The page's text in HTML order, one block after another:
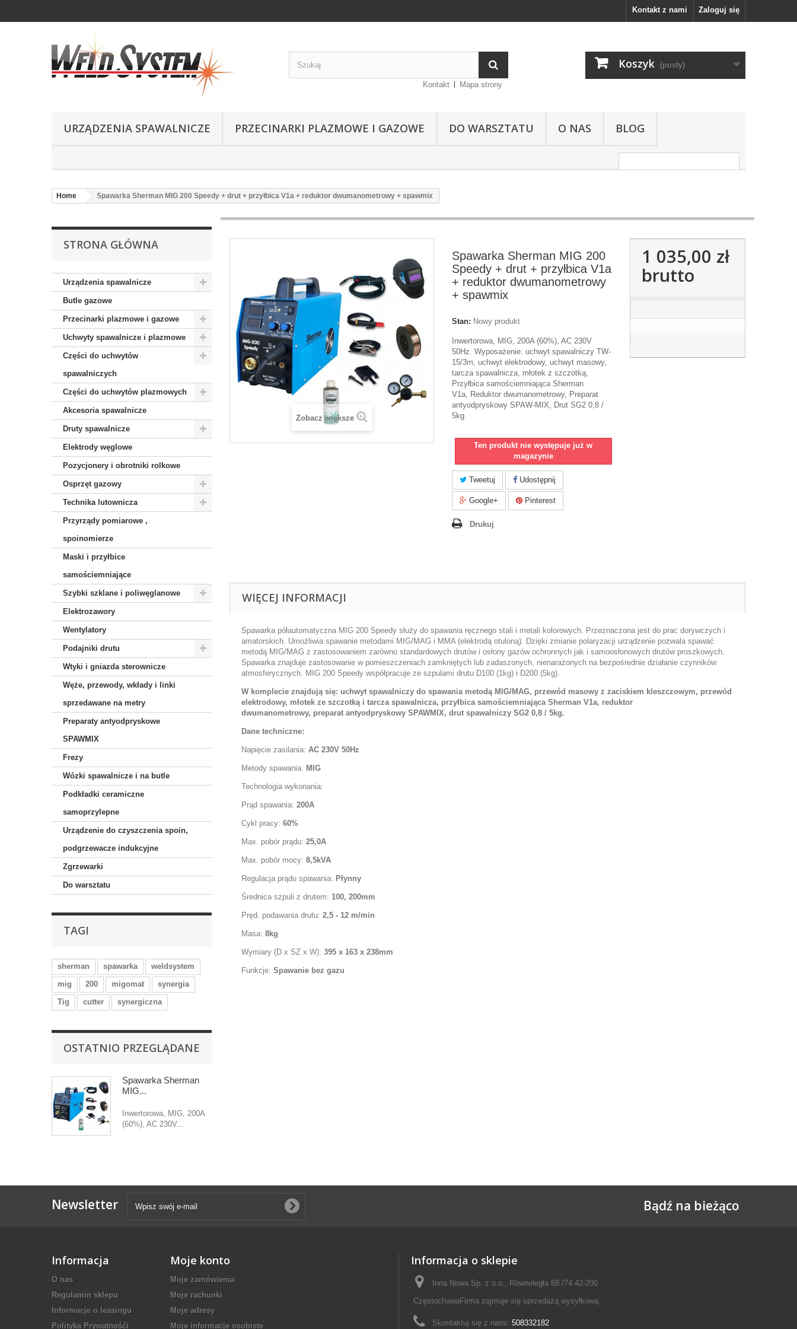
Zaloguj się
Kontakt z nami
Koszyk (pusty)
Kontakt Mapa strony
URZĄDZENIA SPAWALNICZE PRZECINARKI PLAZMOWE I GAZOWE DO WARSZTATU O NAS BLOG
Home Spawarka Sherman MIG 200 Speedy + drut + przyłbica V1a + reduktor dwumanometrowy + spawmix
STRONA GŁÓWNA
Urządzenia spawalnicze
Butle gazowe
Przecinarki plazmowe i gazowe
Uchwyty spawalnicze i plazmowe
Części do uchwytów
spawalniczych
Części do uchwytów plazmowych
Akcesoria spawalnicze
Druty spawalnicze
Elektrody węglowe
Pozycjonery i obrotniki rolkowe
Osprzęt gazowy
Technika lutownicza
Przyrządy pomiarowe ,
spoinomierze
Maski i przyłbice
samościemniające
Szybki szklane i poliwęglanowe
Elektrozawory
Wentylatory
Podajniki drutu
Wtyki i gniazda sterownicze
Węże, przewody, wkłady i linki
sprzedawane na metry
Preparaty antyodpryskowe
SPAWMIX
Frezy
Wózki spawalnicze i na butle
Podkładki ceramiczne
samoprzylepne
Urządzenie do czyszczenia spoin,
podgrzewacze indukcyjne
Zgrzewarki
Do warsztatu
TAGI
sherman spawarka
weldsystem
mig
200 migomat
synergia
Tig
cutter synergiczna
OSTATNIO PRZEGLĄDANE
Spawarka Sherman
MIG...
Inwertorowa, MIG, 200A
(60%), AC 230V...
Zobacz większe
Spawarka Sherman MIG 200
Speedy + drut + przyłbica V1a
+ reduktor dwumanometrowy
+ spawmix
Stan: Nowy produkt
Inwertorowa, MIG, 200A (60%), AC 230V
50Hz. Wyposażenie: uchwyt spawalniczy TW-
15/3m, uchwyt elektrodowy, uchwyt masowy,
tarcza spawalnicza, młotek z szczotką,
Przyłbica samościemniająca Sherman
V1a, Reduktor dwumanometrowy, Preparat
antyodpryskowy SPAW-MIX, Drut SG2 0,8 /
5kg.
Ten produkt nie występuje już w
magazynie
Tweetuj Udostępnij
Google+ Pinterest
Drukuj
1 035,00 zł
brutto
WIĘCEJ INFORMACJI
Spawarka półautomatyczna MIG 200 Speedy służy do spawania ręcznego stali i metali kolorowych. Przeznaczona jest do prac dorywczych i
amatorskich. Umożliwia spawanie metodami MIG/MAG i MMA (elektrodą otuloną). Dzięki zmianie polaryzacji urządzenie pozwala spawać
metodą MIG/MAG z zastosowaniem zarówno standardowych drutów i osłony gazów ochronnych jak i samoosłonowych drutów proszkowych.
Spawarka znajduje zastosowanie w pomieszczeniach zamkniętych lub zadaszonych, nienarażonych na bezpośrednie działanie czynników
atmosferycznych. MIG 200 Speedy współpracuje ze szpulami drutu D100 (1kg) i D200 (5kg).
W komplecie znajdują się: uchwyt spawalniczy do spawania metodą MIG/MAG, przewód masowy z zaciskiem kleszczowym, przewód
elektrodowy, młotek ze szczotką i tarcza spawalnicza, przyłbica samościemniająca Sherman V1a, reduktor
dwumanometrowy, preparat antyodpryskowy SPAWMIX, drut spawalniczy SG2 0,8 / 5kg.
Dane techniczne:
Napięcie zasilania: AC 230V 50Hz
Metody spawania: MIG
Technologia wykonania:
Prąd spawania: 200A
Cykl pracy: 60%
Max. pobór prądu: 25,0A
Max. pobór mocy: 8,5kVA
Regulacja prądu spawania: Płynny
Średnica szpuli z drutem: 100, 200mm
Pręd. podawania drutu: 2,5 - 12 m/min
Masa: 8kg
Wymiary (D x SZ x W): 395 x 163 x 238mm
Funkcje: Spawanie bez gazu
Newsletter Bądź na bieżąco
Informacja
O nas
Regulamin sklepu
Informacje o leasingu
Polityka Prywatnośći
Moje konto
Moje zamówienia
Moje rachunki
Moje adresy
Moje informacje osobiste
Informacja o sklepie
Inna Nowa Sp. z o.o., Równoległa 68 /74 42-200
CzęstochowaFirma zajmuje się sprzedażą wysyłkową.
Skontaktuj się z nami: 508332182